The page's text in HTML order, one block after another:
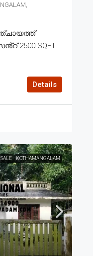
2500 SQFT
Details
KOTHAMANGALAM